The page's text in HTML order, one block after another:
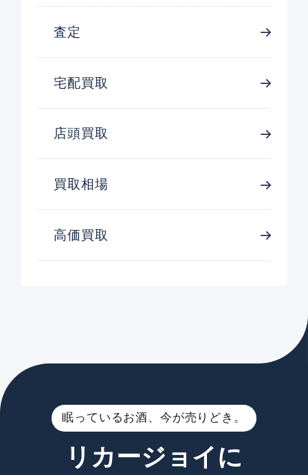
査定
宅配買取
店頭買取
買取相場
高価買取
眠っているお酒、今が売りどき。
リカージョイに